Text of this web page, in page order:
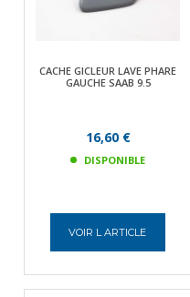
CACHE GICLEUR LAVE PHARE
GAUCHE SAAB 9.5
16,60 €
DISPONIBLE
VOIR L ARTICLE